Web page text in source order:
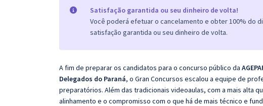
Satisfação garantida ou seu dinheiro de volta!
Você poderá efetuar o cancelamento e obter 100% do
satisfação garantida ou seu dinheiro de volta.
A fim de preparar os candidatos para o concurso público da
Delegados do Paraná, o Gran Concursos escalou a equipe de
preparatórios. Além das tradicionais videoaulas, com a mais alta
alinhamento e o compromisso com o que há de mais técnico e